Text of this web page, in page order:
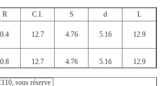
R C.I. S d
L
0.4 12.7 4.76 5.16 12.9
0.8 12.7 4.76 5.16 12.9
sous réserve